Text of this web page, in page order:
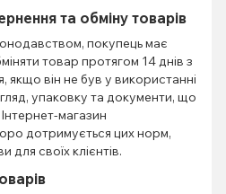
та обміну товарів
покупець має
товар протягом 14 днів з
він не був у використанні
упаковку та документи, що
магазин
дотримується цих норм,
своїх клієнтів.